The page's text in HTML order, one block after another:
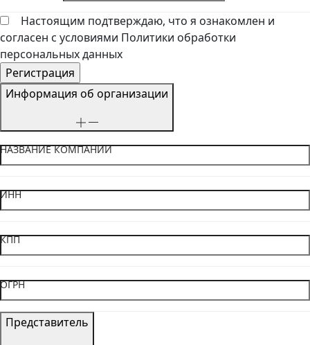
Настоящим подтверждаю, что я ознакомлен и
согласен с условиями Политики обработки
персональных данных
Информация об организации
НАЗВАНИЕ КОМПАНИИ
ИНН
КПП
ОГРН
Представитель